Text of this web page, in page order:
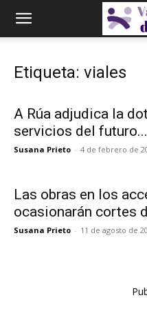
Etiqueta: viales
A Rúa adjudica la
servicios del futuro...
Susana Prieto - 4 de febrero de
Las obras en los
ocasionarán cortes
Susana Prieto - 11 de agosto de